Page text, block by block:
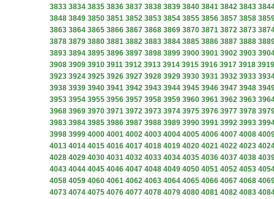
3833 3834 3835 3836 3837 3838 3839 3840 3841 3842 3843
3848 3849 3850 3851 3852 3853 3854 3855 3856 3857 3858
3863 3864 3865 3866 3867 3868 3869 3870 3871 3872 3873
3878 3879 3880 3881 3882 3883 3884 3885 3886 3887 3888
3893 3894 3895 3896 3897 3898 3899 3900 3901 3902 3903
3908 3909 3910 3911 3912 3913 3914 3915 3916 3917 3918 3919
3923 3924 3925 3926 3927 3928 3929 3930 3931 3932 3933
3938 3939 3940 3941 3942 3943 3944 3945 3946 3947 3948
3953 3954 3955 3956 3957 3958 3959 3960 3961 3962 3963
3968 3969 3970 3971 3972 3973 3974 3975 3976 3977 3978
3983 3984 3985 3986 3987 3988 3989 3990 3991 3992 3993
3998 3999 4000 4001 4002 4003 4004 4005 4006 4007 4008
4013 4014 4015 4016 4017 4018 4019 4020 4021 4022 4023
4028 4029 4030 4031 4032 4033 4034 4035 4036 4037 4038
4043 4044 4045 4046 4047 4048 4049 4050 4051 4052 4053
4058 4059 4060 4061 4062 4063 4064 4065 4066 4067 4068
4073 4074 4075 4076 4077 4078 4079 4080 4081 4082 4083